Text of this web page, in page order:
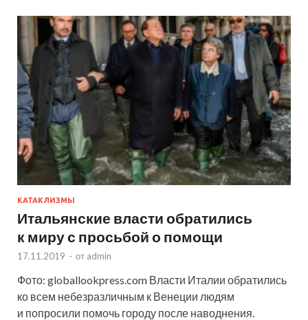
КАТАКЛИЗМЫ
Итальянские власти обратились
к миру с просьбой о помощи
17.11.2019 - от admin
Фото: globallookpress.com Власти Италии обратились
ко всем небезразличным к Венеции людям
и попросили помочь городу после наводнения.